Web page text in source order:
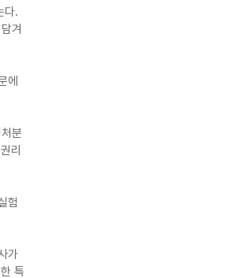
다.
겨
에
분
리
험
가
특